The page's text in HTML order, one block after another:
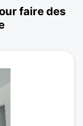
faire des